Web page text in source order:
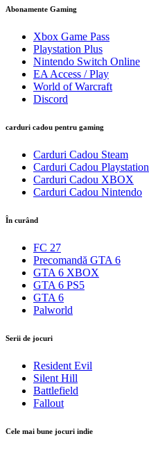
Abonamente Gaming
Xbox Game Pass
Playstation Plus
Nintendo Switch Online
EA Access / Play
World of Warcraft
Discord
carduri cadou pentru gaming
Carduri Cadou Steam
Carduri Cadou Playstation
Carduri Cadou XBOX
Carduri Cadou Nintendo
În curând
FC 27
Precomandă GTA 6
GTA 6 XBOX
GTA 6 PS5
GTA 6
Palworld
Serii de jocuri
Resident Evil
Silent Hill
Battlefield
Fallout
Cele mai bune jocuri indie